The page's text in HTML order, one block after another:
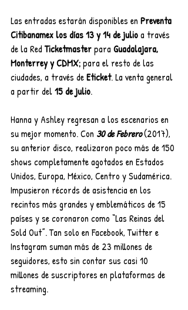
Las entradas estarán disponibles en Preventa
Citibanamex los días 13 y 14 de julio a través
de la Red Ticketmaster para Guadalajara,
Monterrey y CDMX; para el resto de las
ciudades, a través de Eticket. La venta general
a partir del 15 de julio.
Hanna y Ashley regresan a los escenarios en
su mejor momento. Con 30 de Febrero (2017),
su anterior disco, realizaron poco más de 150
shows completamente agotados en Estados
Unidos, Europa, México, Centro y Sudamérica.
Impusieron récords de asistencia en los
recintos más grandes y emblemáticos de 15
países y se coronaron como “Las Reinas del
Sold Out”. Tan solo en Facebook, Twitter e
Instagram suman más de 23 millones de
seguidores, esto sin contar sus casi 10
millones de suscriptores en plataformas de
streaming.